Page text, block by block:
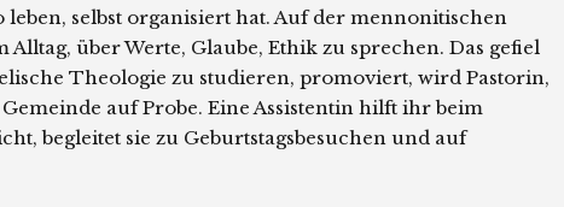
leben, selbst organisiert hat. Auf der mennonitischen
Alltag, über Werte, Glaube, Ethik zu sprechen. Das gefiel
Theologie zu studieren, promoviert, wird Pastorin,
auf Probe. Eine Assistentin hilft ihr beim
begleitet sie zu Geburtstagsbesuchen und auf